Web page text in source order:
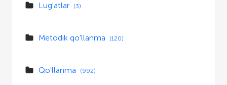
Lug'atlar (3)
Metodik qo'llanma (120)
Qo'llanma (992)